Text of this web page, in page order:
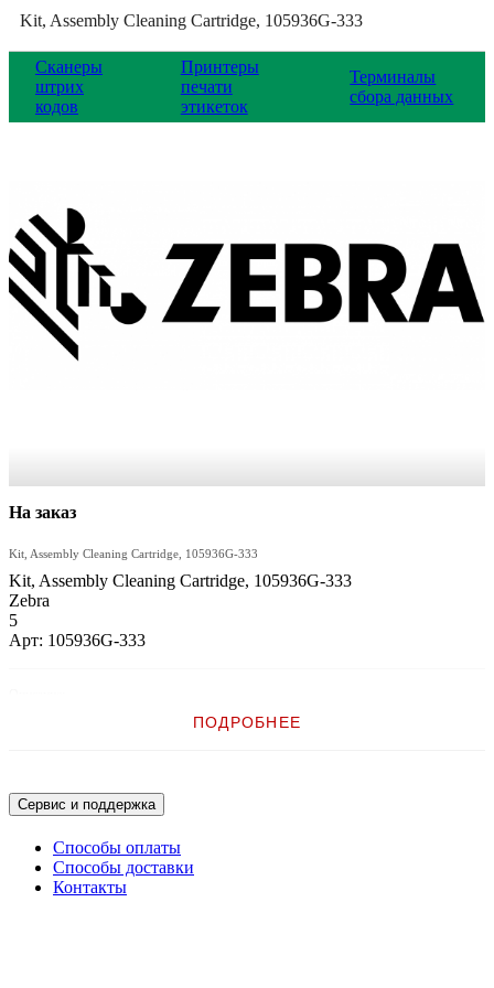
Kit, Assembly Cleaning Cartridge, 105936G-333
Сканеры
штрих
кодов
Принтеры
печати
этикеток
Терминалы
сбора данных
На заказ
Kit, Assembly Cleaning Cartridge, 105936G-333
Kit, Assembly Cleaning Cartridge, 105936G-333
Zebra
5
Арт: 105936G-333
Kit, Assembly Cleaning CartridgeПОДРОБНЕЕ
Сервис и поддержка
Способы оплаты
Способы доставки
Контакты